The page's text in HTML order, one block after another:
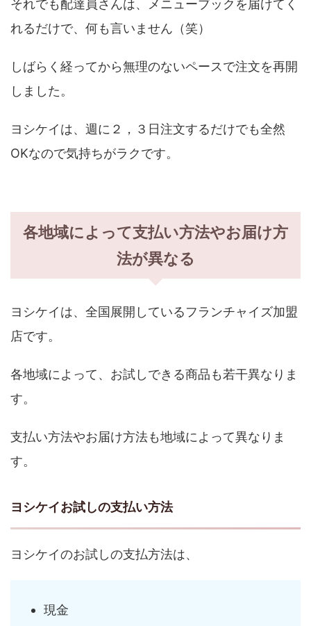
それでも配達員さんは、メニューブックを届けてく
れるだけで、何も言いません（笑）
しばらく経ってから無理のないペースで注文を再開
しました。
ヨシケイは、週に２，３日注文するだけでも全然
OKなので気持ちがラクです。
各地域によって支払い方法やお届け方
法が異なる
ヨシケイは、全国展開しているフランチャイズ加盟
店です。
各地域によって、お試しできる商品も若干異なりま
す。
支払い方法やお届け方法も地域によって異なりま
す。
ヨシケイお試しの支払い方法
ヨシケイのお試しの支払方法は、
現金